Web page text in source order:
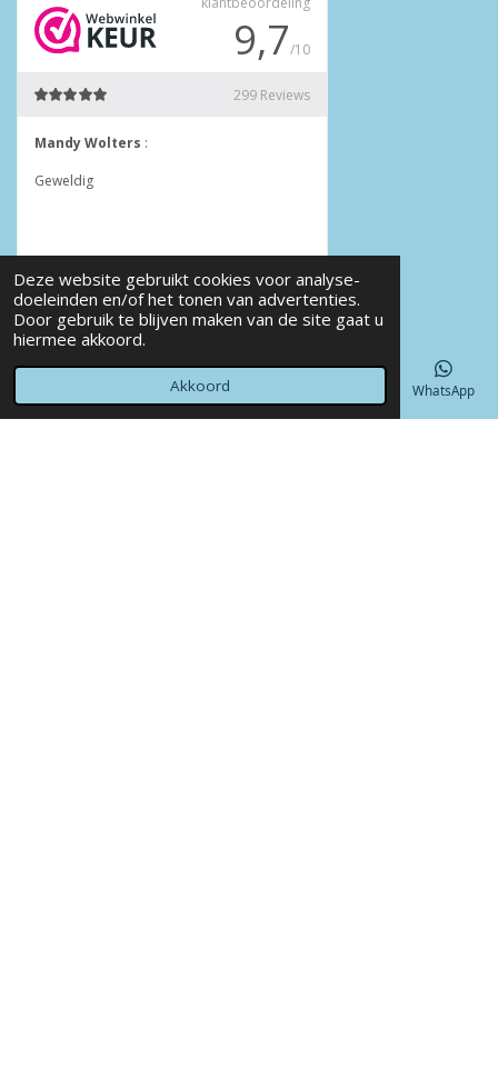
Deze website gebruikt cookies voor analyse-
doeleinden en/of het tonen van advertenties.
Door gebruik te blijven maken van de site gaat u
hiermee akkoord.
Akkoord
© 2022 - 2026 Annet4Crea
Telefoonnummer WhatsApp